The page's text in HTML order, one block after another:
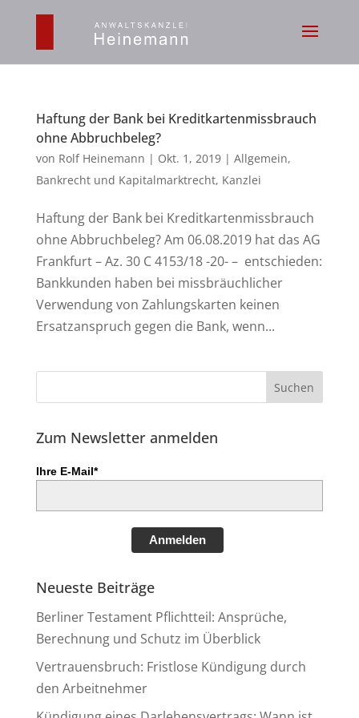
Haftung der Bank bei Kreditkartenmissbrauch
ohne Abbruchbeleg?
von Rolf Heinemann | Okt. 1, 2019| Allgemein,
Bankrecht und Kapitalmarktrecht, Kanzlei
Haftung der Bank bei Kreditkartenmissbrauch
ohne Abbruchbeleg? Am 06.08.2019 hat das AG
Frankfurt – Az. 30 C 4153/18 -20- – entschieden:
Bankkunden haben bei missbräuchlicher
Verwendung von Zahlungskarten keinen
Ersatzanspruch gegen die Bank, wenn...
Zum Newsletter anmelden
Ihre E-Mail*
Anmelden
Neueste Beiträge
Berliner Testament Pflichtteil: Ansprüche,
Berechnung und Schutz im Überblick
Vertrauensbruch: Fristlose Kündigung durch
den Arbeitnehmer